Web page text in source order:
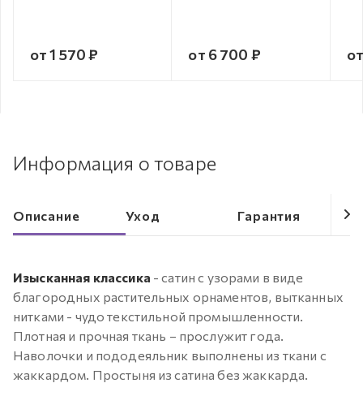
от 1 570 ₽ от 6 700 ₽
Информация о товаре
Описание Уход Гарантия
Изысканная классика - сатин с узорами в виде
благородных растительных орнаментов, вытканных
нитками - чудо текстильной промышленности.
Плотная и прочная ткань – прослужит года.
Наволочки и пододеяльник выполнены из ткани с
жаккардом. Простыня из сатина без жаккарда.